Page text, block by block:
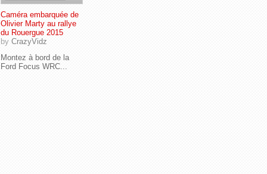
Caméra embarquée de
Olivier Marty au rallye
du Rouergue 2015
by CrazyVidz
Montez à bord de la
Ford Focus WRC...